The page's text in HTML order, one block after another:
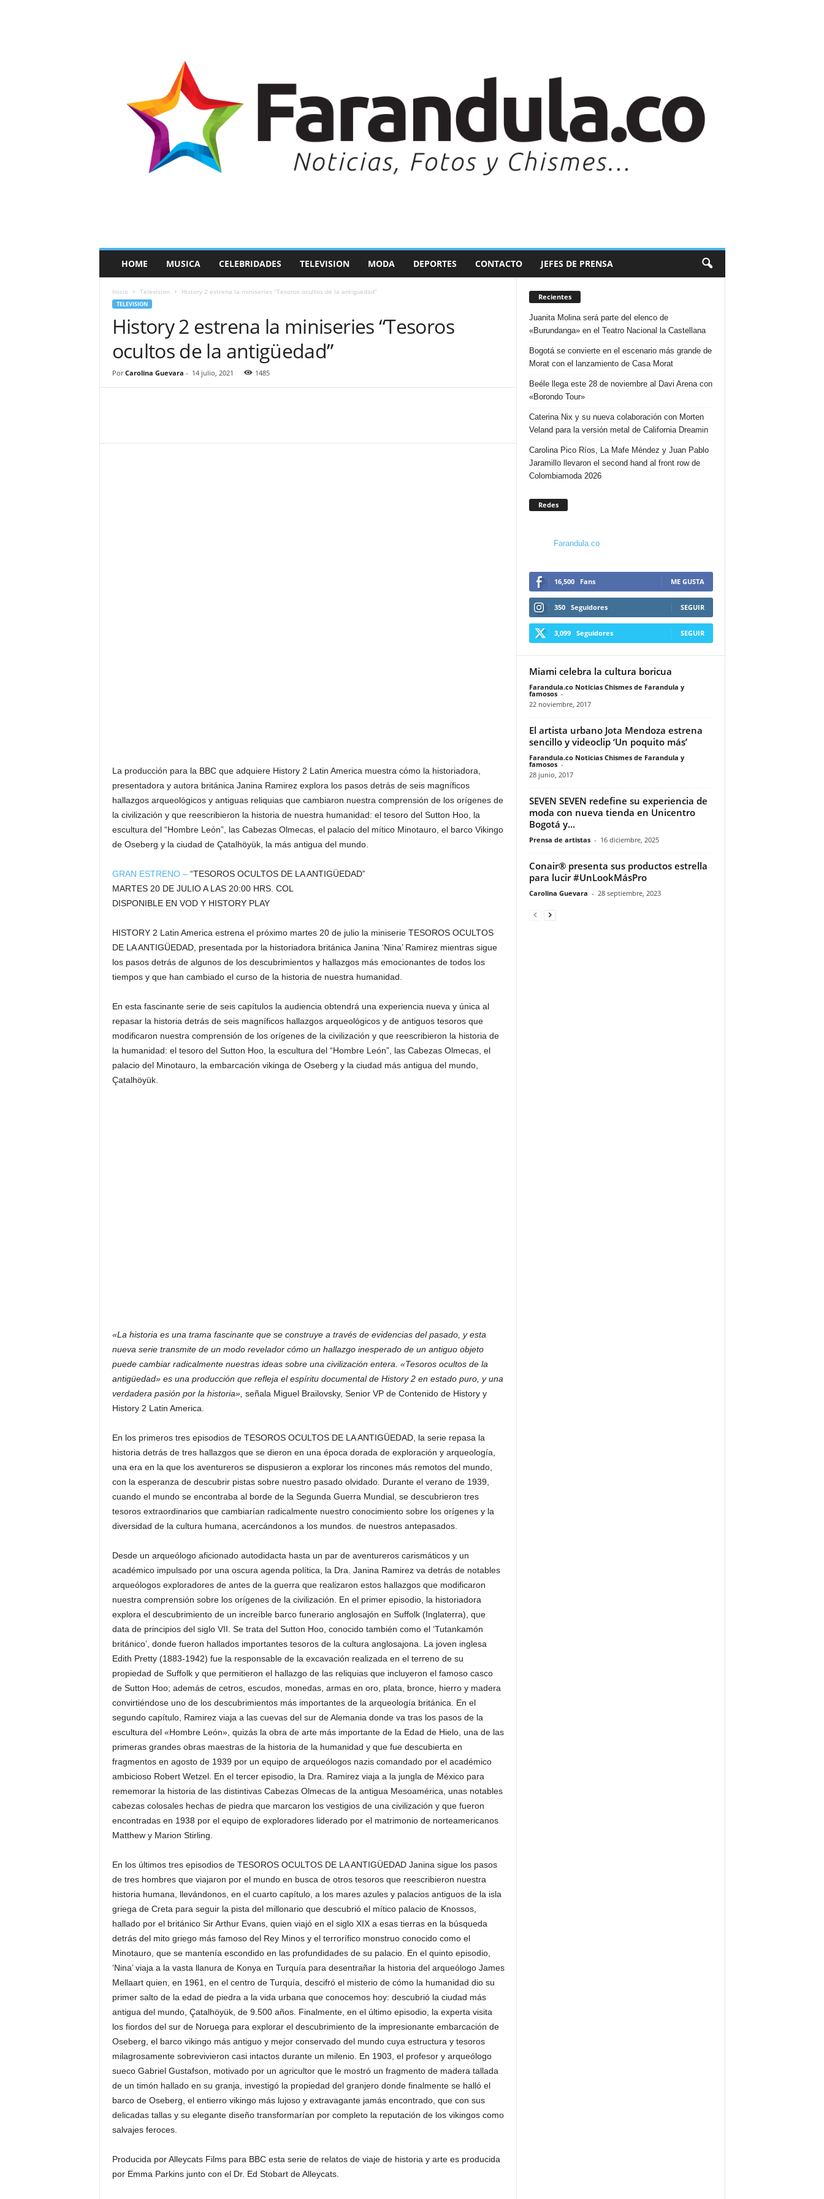
a
HOME MUSICA CELEBRIDADES TELEVISION MODA DEPORTES CONTACTO JEFES DE PRENSA
Inicio Television History 2 estrena la miniseries “Tesoros ocultos de la antigüedad”
TELEVISION
History 2 estrena la miniseries “Tesoros
ocultos de la antigüedad”
Por Carolina Guevara - 14 julio, 2021 1485
La producción para la BBC que adquiere History 2 Latin America muestra cómo la historiadora,
presentadora y autora británica Janina Ramirez explora los pasos detrás de seis magníficos
hallazgos arqueológicos y antiguas reliquias que cambiaron nuestra comprensión de los orígenes de
la civilización y que reescribieron la historia de nuestra humanidad: el tesoro del Sutton Hoo, la
escultura del “Hombre León”, las Cabezas Olmecas, el palacio del mítico Minotauro, el barco Vikingo
de Oseberg y la ciudad de Çatalhöyük, la más antigua del mundo.
GRAN ESTRENO – “TESOROS OCULTOS DE LA ANTIGÜEDAD”
MARTES 20 DE JULIO A LAS 20:00 HRS. COL
DISPONIBLE EN VOD Y HISTORY PLAY
HISTORY 2 Latin America estrena el próximo martes 20 de julio la miniserie TESOROS OCULTOS
DE LA ANTIGÜEDAD, presentada por la historiadora británica Janina ‘Nina’ Ramirez mientras sigue
los pasos detrás de algunos de los descubrimientos y hallazgos más emocionantes de todos los
tiempos y que han cambiado el curso de la historia de nuestra humanidad.
En esta fascinante serie de seis capítulos la audiencia obtendrá una experiencia nueva y única al
repasar la historia detrás de seis magníficos hallazgos arqueológicos y de antiguos tesoros que
modificaron nuestra comprensión de los orígenes de la civilización y que reescribieron la historia de
la humanidad: el tesoro del Sutton Hoo, la escultura del “Hombre León”, las Cabezas Olmecas, el
palacio del Minotauro, la embarcación vikinga de Oseberg y la ciudad más antigua del mundo,
Çatalhöyük.
«La historia es una trama fascinante que se construye a través de evidencias del pasado, y esta
nueva serie transmite de un modo revelador cómo un hallazgo inesperado de un antiguo objeto
puede cambiar radicalmente nuestras ideas sobre una civilización entera. «Tesoros ocultos de la
antigüedad» es una producción que refleja el espíritu documental de History 2 en estado puro, y una
verdadera pasión por la historia», señala Miguel Brailovsky, Senior VP de Contenido de History y
History 2 Latin America.
En los primeros tres episodios de TESOROS OCULTOS DE LA ANTIGÜEDAD, la serie repasa la
historia detrás de tres hallazgos que se dieron en una época dorada de exploración y arqueología,
una era en la que los aventureros se dispusieron a explorar los rincones más remotos del mundo,
con la esperanza de descubrir pistas sobre nuestro pasado olvidado. Durante el verano de 1939,
cuando el mundo se encontraba al borde de la Segunda Guerra Mundial, se descubrieron tres
tesoros extraordinarios que cambiarían radicalmente nuestro conocimiento sobre los orígenes y la
diversidad de la cultura humana, acercándonos a los mundos. de nuestros antepasados.
Desde un arqueólogo aficionado autodidacta hasta un par de aventureros carismáticos y un
académico impulsado por una oscura agenda política, la Dra. Janina Ramirez va detrás de notables
arqueólogos exploradores de antes de la guerra que realizaron estos hallazgos que modificaron
nuestra comprensión sobre los orígenes de la civilización. En el primer episodio, la historiadora
explora el descubrimiento de un increíble barco funerario anglosajón en Suffolk (Inglaterra), que
data de principios del siglo VII. Se trata del Sutton Hoo, conocido también como el ‘Tutankamón
británico’, donde fueron hallados importantes tesoros de la cultura anglosajona. La joven inglesa
Edith Pretty (1883-1942) fue la responsable de la excavación realizada en el terreno de su
propiedad de Suffolk y que permitieron el hallazgo de las reliquias que incluyeron el famoso casco
de Sutton Hoo; además de cetros, escudos, monedas, armas en oro, plata, bronce, hierro y madera
convirtiéndose uno de los descubrimientos más importantes de la arqueología británica. En el
segundo capítulo, Ramirez viaja a las cuevas del sur de Alemania donde va tras los pasos de la
escultura del «Hombre León», quizás la obra de arte más importante de la Edad de Hielo, una de las
primeras grandes obras maestras de la historia de la humanidad y que fue descubierta en
fragmentos en agosto de 1939 por un equipo de arqueólogos nazis comandado por el académico
ambicioso Robert Wetzel. En el tercer episodio, la Dra. Ramirez viaja a la jungla de México para
rememorar la historia de las distintivas Cabezas Olmecas de la antigua Mesoamérica, unas notables
cabezas colosales hechas de piedra que marcaron los vestigios de una civilización y que fueron
encontradas en 1938 por el equipo de exploradores liderado por el matrimonio de norteamericanos
Matthew y Marion Stirling.
En los últimos tres episodios de TESOROS OCULTOS DE LA ANTIGÜEDAD Janina sigue los pasos
de tres hombres que viajaron por el mundo en busca de otros tesoros que reescribieron nuestra
historia humana, llevándonos, en el cuarto capítulo, a los mares azules y palacios antiguos de la isla
griega de Creta para seguir la pista del millonario que descubrió el mítico palacio de Knossos,
hallado por el británico Sir Arthur Evans, quien viajó en el siglo XIX a esas tierras en la búsqueda
detrás del mito griego más famoso del Rey Minos y el terrorífico monstruo conocido como el
Minotauro, que se mantenía escondido en las profundidades de su palacio. En el quinto episodio,
‘Nina’ viaja a la vasta llanura de Konya en Turquía para desentrañar la historia del arqueólogo James
Mellaart quien, en 1961, en el centro de Turquía, descifró el misterio de cómo la humanidad dio su
primer salto de la edad de piedra a la vida urbana que conocemos hoy: descubrió la ciudad más
antigua del mundo, Çatalhöyük, de 9.500 años. Finalmente, en el último episodio, la experta visita
los fiordos del sur de Noruega para explorar el descubrimiento de la impresionante embarcación de
Oseberg, el barco vikingo más antiguo y mejor conservado del mundo cuya estructura y tesoros
milagrosamente sobrevivieron casi intactos durante un milenio. En 1903, el profesor y arqueólogo
sueco Gabriel Gustafson, motivado por un agricultor que le mostró un fragmento de madera tallada
de un timón hallado en su granja, investigó la propiedad del granjero donde finalmente se halló el
barco de Oseberg, el entierro vikingo más lujoso y extravagante jamás encontrado, que con sus
delicadas tallas y su elegante diseño transformarían por completo la reputación de los vikingos como
salvajes feroces.
Producida por Alleycats Films para BBC esta serie de relatos de viaje de historia y arte es producida
por Emma Parkins junto con el Dr. Ed Stobart de Alleycats.
Recientes
Juanita Molina será parte del elenco de
«Burundanga» en el Teatro Nacional la Castellana
Bogotá se convierte en el escenario más grande de
Morat con el lanzamiento de Casa Morat
Beéle llega este 28 de noviembre al Davi Arena con
«Borondo Tour»
Caterina Nix y su nueva colaboración con Morten
Veland para la versión metal de California Dreamin
Carolina Pico Ríos, La Mafe Méndez y Juan Pablo
Jaramillo llevaron el second hand al front row de
Colombiamoda 2026
Redes
Farandula.co
16,500 Fans ME GUSTA
350 Seguidores SEGUIR
3,099 Seguidores SEGUIR
Miami celebra la cultura boricua
Farandula.co Noticias Chismes de Farandula y
famosos -
22 noviembre, 2017
El artista urbano Jota Mendoza estrena
sencillo y videoclip ‘Un poquito más’
Farandula.co Noticias Chismes de Farandula y
famosos -
28 junio, 2017
SEVEN SEVEN redefine su experiencia de
moda con nueva tienda en Unicentro
Bogotá y...
Prensa de artistas - 16 diciembre, 2025
Conair® presenta sus productos estrella
para lucir #UnLookMásPro
Carolina Guevara - 28 septiembre, 2023